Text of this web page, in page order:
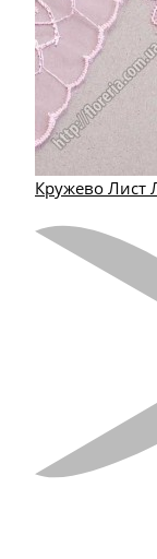
Кружево Лист